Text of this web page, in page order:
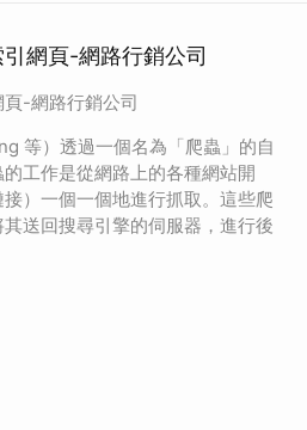
網頁-網路行銷公司
-網路行銷公司
等）透過一個名為「爬蟲」的自
工作是從網路上的各種網站開
）一個一個地進行抓取。這些爬
送回搜尋引擎的伺服器，進行後